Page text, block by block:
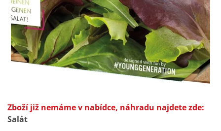
Zboží již nemáme v nabídce, náhradu najdete zde:
Salát